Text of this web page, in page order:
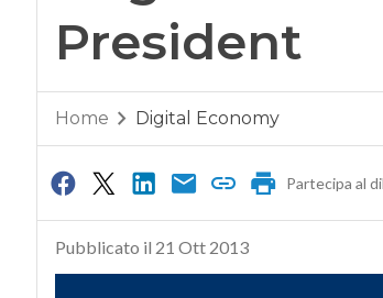
President
Home Digital Economy
Partecipa al
Pubblicato il 21 Ott 2013